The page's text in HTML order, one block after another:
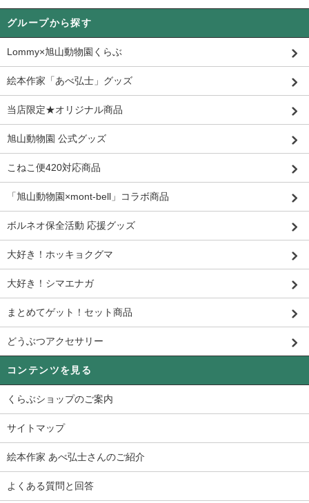
グループから探す
Lommy×旭山動物園くらぶ
絵本作家「あべ弘士」グッズ
当店限定★オリジナル商品
旭山動物園 公式グッズ
こねこ便420対応商品
「旭山動物園×mont-bell」コラボ商品
ボルネオ保全活動 応援グッズ
大好き！ホッキョクグマ
大好き！シマエナガ
まとめてゲット！セット商品
どうぶつアクセサリー
コンテンツを見る
くらぶショップのご案内
サイトマップ
絵本作家 あべ弘士さんのご紹介
よくある質問と回答